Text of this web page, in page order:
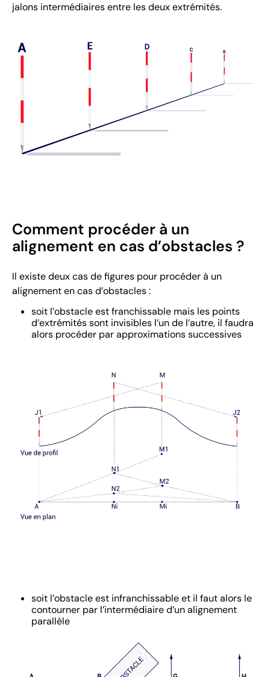
jalons intermédiaires entre les deux extrémités.
Comment procéder à un
alignement en cas d’obstacles ?
Il existe deux cas de figures pour procéder à un
alignement en cas d’obstacles :
soit l’obstacle est franchissable mais les points
d’extrémités sont invisibles l’un de l’autre, il faudra
alors procéder par approximations successives
soit l’obstacle est infranchissable et il faut alors le
contourner par l’intermédiaire d’un alignement
parallèle